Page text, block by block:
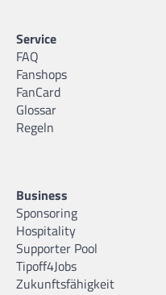
Service
FAQ
Fanshops
FanCard
Glossar
Regeln
Business
Sponsoring
Hospitality
Supporter Pool
Tipoff4Jobs
Zukunftsfähigkeit